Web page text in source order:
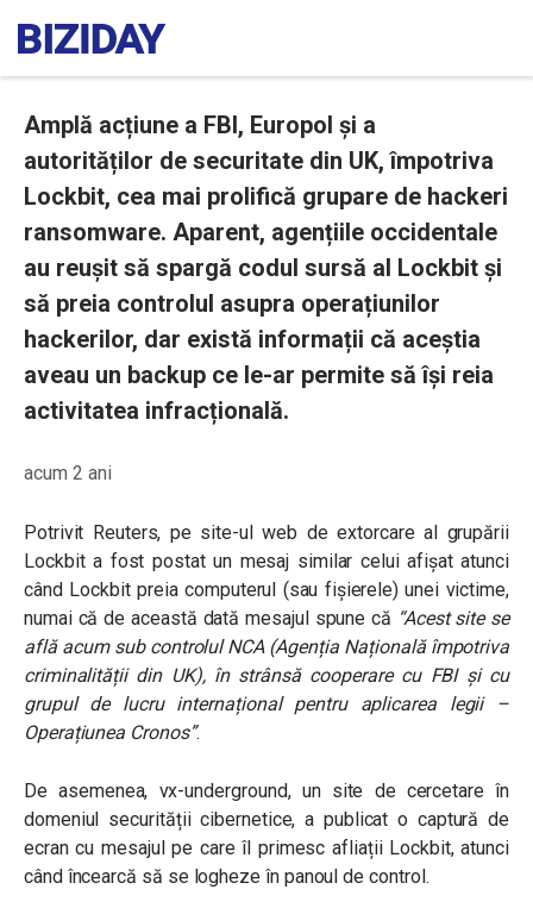
Amplă acțiune a FBI, Europol și a
autorităților de securitate din UK, împotriva
Lockbit, cea mai prolifică grupare de hackeri
ransomware. Aparent, agențiile occidentale
au reușit să spargă codul sursă al Lockbit și
să preia controlul asupra operațiunilor
hackerilor, dar există informații că aceștia
aveau un backup ce le-ar permite să își reia
activitatea infracțională.
acum 2 ani
Potrivit Reuters, pe site-ul web de extorcare al grupării
Lockbit a fost postat un mesaj similar celui afișat atunci
când Lockbit preia computerul (sau fișierele) unei victime,
numai că de această dată mesajul spune că “Acest site se
află acum sub controlul NCA (Agenția Națională împotriva
criminalității din UK), în strânsă cooperare cu FBI și cu
grupul de lucru internațional pentru aplicarea legii –
Operațiunea Cronos”.
De asemenea, vx-underground, un site de cercetare în
domeniul securității cibernetice, a publicat o captură de
ecran cu mesajul pe care îl primesc afliații Lockbit, atunci
când încearcă să se logheze în panoul de control.